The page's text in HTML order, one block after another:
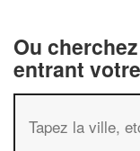
Ou
entrant